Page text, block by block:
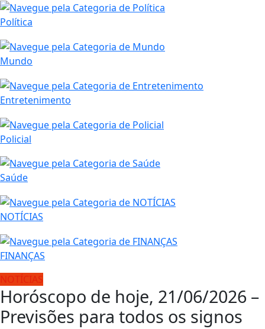
Política
Mundo
Entretenimento
Policial
Saúde
NOTÍCIAS
FINANÇAS
NOTÍCIAS
Horóscopo de hoje, 21/06/2026 –
Previsões para todos os signos